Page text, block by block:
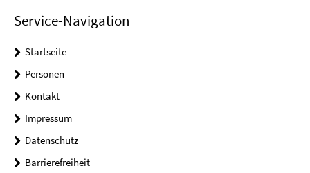
Service-Navigation
Startseite
Personen
Kontakt
Impressum
Datenschutz
Barrierefreiheit